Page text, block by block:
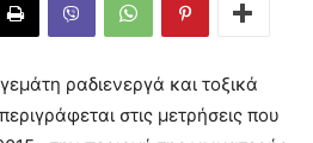
ραδιενεργά και τοξικά
στις μετρήσεις που